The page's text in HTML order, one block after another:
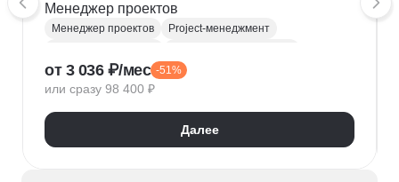
Менеджер проектов
Менеджер проектов
Project-менеджмент
Нейронные сети
Управление рисками
Kanban
Scrum
Управление проектами
Тайм-менеджмент
Управление удаленной командой
от 3 036 ₽/мес -51%
или сразу 98 400 ₽
Далее